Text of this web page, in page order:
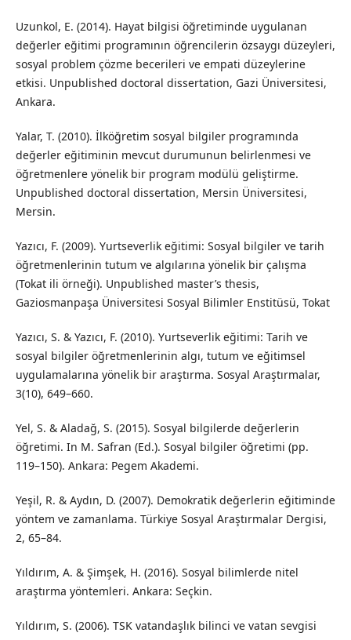
Uzunkol, E. (2014). Hayat bilgisi öğretiminde uygulanan
değerler eğitimi programının öğrencilerin özsaygı düzeyleri,
sosyal problem çözme becerileri ve empati düzeylerine
etkisi. Unpublished doctoral dissertation, Gazi Üniversitesi,
Ankara.
Yalar, T. (2010). İlköğretim sosyal bilgiler programında
değerler eğitiminin mevcut durumunun belirlenmesi ve
öğretmenlere yönelik bir program modülü geliştirme.
Unpublished doctoral dissertation, Mersin Üniversitesi,
Mersin.
Yazıcı, F. (2009). Yurtseverlik eğitimi: Sosyal bilgiler ve tarih
öğretmenlerinin tutum ve algılarına yönelik bir çalışma
(Tokat ili örneği). Unpublished master’s thesis,
Gaziosmanpaşa Üniversitesi Sosyal Bilimler Enstitüsü, Tokat
Yazıcı, S. & Yazıcı, F. (2010). Yurtseverlik eğitimi: Tarih ve
sosyal bilgiler öğretmenlerinin algı, tutum ve eğitimsel
uygulamalarına yönelik bir araştırma. Sosyal Araştırmalar,
3(10), 649–660.
Yel, S. & Aladağ, S. (2015). Sosyal bilgilerde değerlerin
öğretimi. In M. Safran (Ed.). Sosyal bilgiler öğretimi (pp.
119–150). Ankara: Pegem Akademi.
Yeşil, R. & Aydın, D. (2007). Demokratik değerlerin eğitiminde
yöntem ve zamanlama. Türkiye Sosyal Araştırmalar Dergisi,
2, 65–84.
Yıldırım, A. & Şimşek, H. (2016). Sosyal bilimlerde nitel
araştırma yöntemleri. Ankara: Seçkin.
Yıldırım, S. (2006). TSK vatandaşlık bilinci ve vatan sevgisi